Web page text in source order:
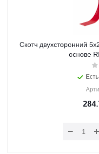
Скотч двухсторонний
основе